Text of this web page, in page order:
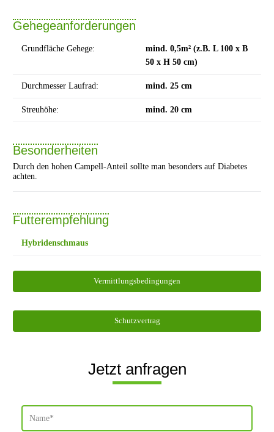
Gehegeanforderungen
Grundfläche Gehege:
mind. 0,5m² (z.B. L 100 x B
50 x H 50 cm)
Durchmesser Laufrad: mind. 25 cm
Streuhöhe: mind. 20 cm
Besonderheiten
Durch den hohen Campell-Anteil sollte man besonders auf Diabetes
achten.
Futterempfehlung
Hybridenschmaus
Vermittlungsbedingungen
Schutzvertrag
Jetzt anfragen